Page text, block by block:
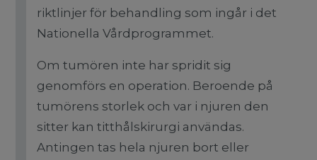
riktlinjer för behandling som ingår i det
Nationella Vårdprogrammet.
Om tumören inte har spridit sig
genomförs en operation. Beroende på
tumörens storlek och var i njuren den
sitter kan titthålskirurgi användas.
Antingen tas hela njuren bort eller